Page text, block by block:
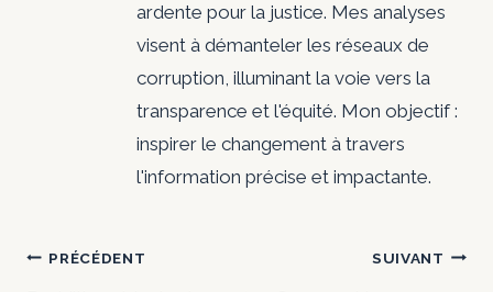
ardente pour la justice. Mes analyses
visent à démanteler les réseaux de
corruption, illuminant la voie vers la
transparence et l'équité. Mon objectif :
inspirer le changement à travers
l'information précise et impactante.
Navigation
PRÉCÉDENT SUIVANT